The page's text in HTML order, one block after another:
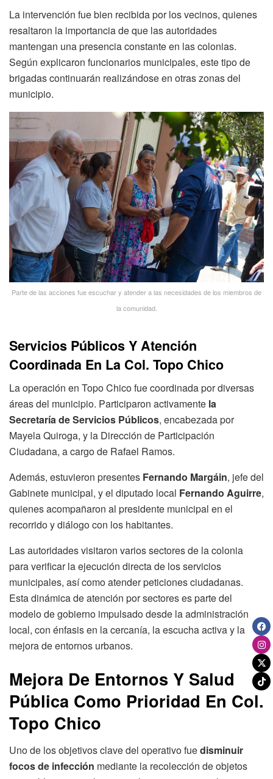
La intervención fue bien recibida por los vecinos, quienes
resaltaron la importancia de que las autoridades
mantengan una presencia constante en las colonias.
Según explicaron funcionarios municipales, este tipo de
brigadas continuarán realizándose en otras zonas del
municipio.
Parte de las acciones fue escuchar y atender a las necesidades de los miembros de
la comunidad.
Servicios Públicos Y Atención
Coordinada En La Col. Topo Chico
La operación en Topo Chico fue coordinada por diversas
áreas del municipio. Participaron activamente la
Secretaría de Servicios Públicos, encabezada por
Mayela Quiroga, y la Dirección de Participación
Ciudadana, a cargo de Rafael Ramos.
Además, estuvieron presentes Fernando Margáin, jefe del
Gabinete municipal, y el diputado local Fernando Aguirre,
quienes acompañaron al presidente municipal en el
recorrido y diálogo con los habitantes.
Las autoridades visitaron varios sectores de la colonia
para verificar la ejecución directa de los servicios
municipales, así como atender peticiones ciudadanas.
Esta dinámica de atención por sectores es parte del
modelo de gobierno impulsado desde la administración
local, con énfasis en la cercanía, la escucha activa y la
mejora de entornos urbanos.
Mejora De Entornos Y Salud
Pública Como Prioridad En Col.
Topo Chico
Uno de los objetivos clave del operativo fuedisminuir
focos de infección mediante la recolección de objetos